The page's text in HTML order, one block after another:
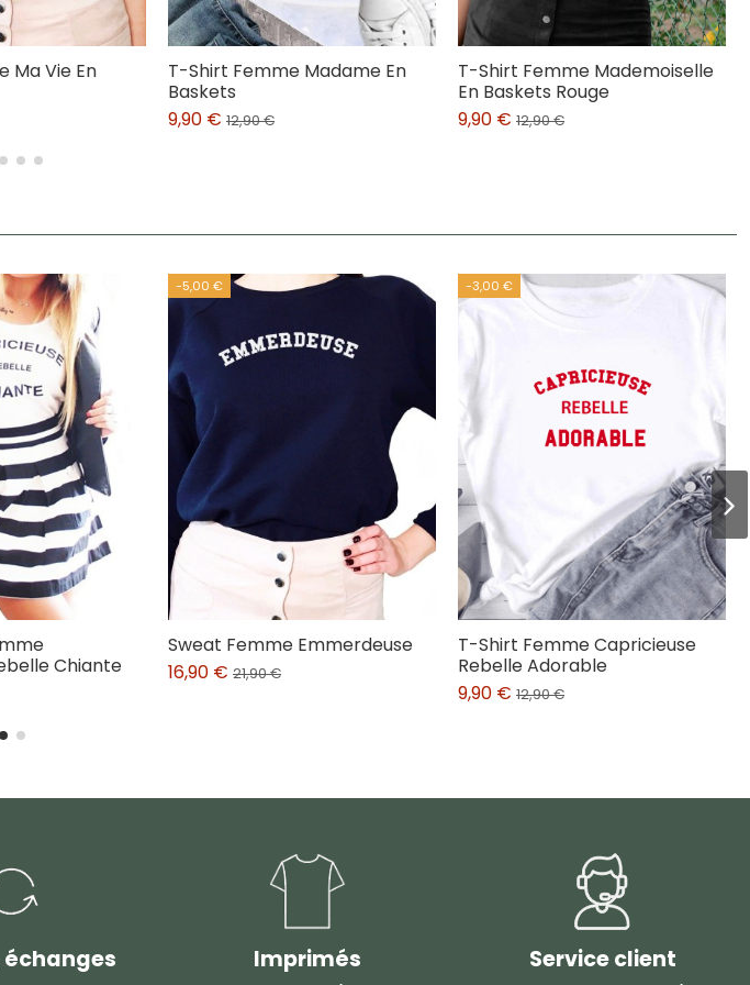
Ma Vie En
T-Shirt Femme Madame En
Baskets
9,90 € 12,90 €
T-Shirt Femme Mademoiselle
En Baskets Rouge
9,90 € 12,90 €
Chiante
-5,00 €
Sweat Femme Emmerdeuse
16,90 € 21,90 €
-3,00 €
T-Shirt Femme Capricieuse
Rebelle Adorable
9,90 € 12,90 €
échanges Imprimés Service client